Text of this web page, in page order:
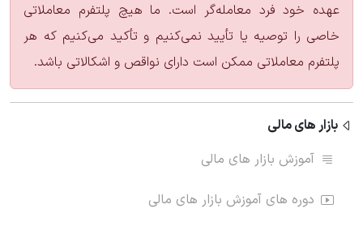
عهده خود فرد معامله‌گر است. ما هیچ پلتفرم معاملاتی
خاصی را توصیه یا تأیید نمی‌کنیم و تأکید می‌کنیم که هر
پلتفرم معاملاتی ممکن است دارای نواقص و اشکالاتی باشد.
بازار های مالی
آموزش بازار های مالی
دوره های آموزش بازار های مالی